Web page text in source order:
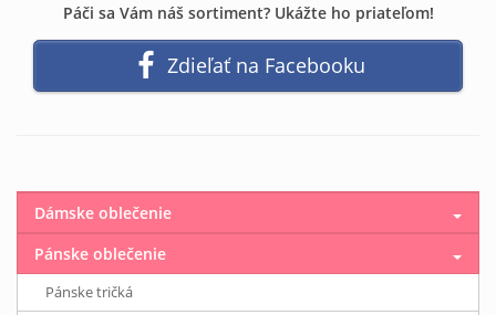
Páči sa Vám náš sortiment? Ukážte ho priateľom!
Zdieľať na Facebooku
Dámske oblečenie
Pánske oblečenie
Pánske tričká